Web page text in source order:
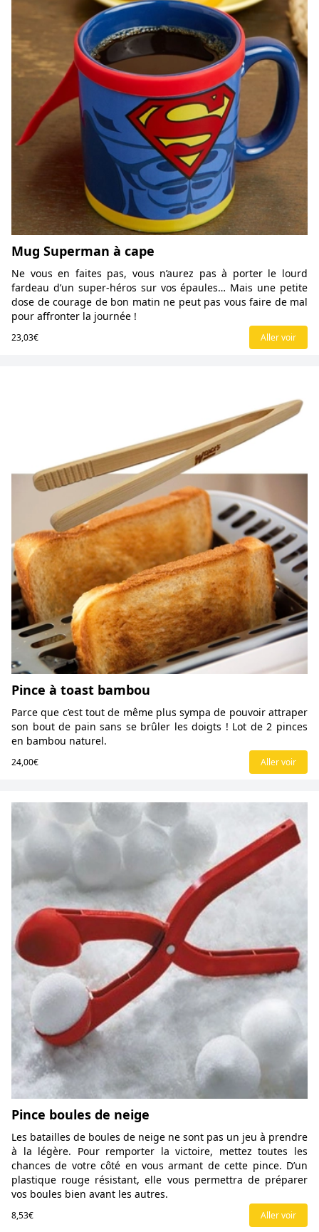
Mug Superman à cape
Ne vous en faites pas, vous n’aurez pas à porter le lourd
fardeau d’un super-héros sur vos épaules… Mais une petite
dose de courage de bon matin ne peut pas vous faire de mal
pour affronter la journée !
23,03€ Aller voir
Pince à toast bambou
Parce que c’est tout de même plus sympa de pouvoir attraper
son bout de pain sans se brûler les doigts ! Lot de 2 pinces
en bambou naturel.
24,00€ Aller voir
Pince boules de neige
Les batailles de boules de neige ne sont pas un jeu à prendre
à la légère. Pour remporter la victoire, mettez toutes les
chances de votre côté en vous armant de cette pince. D’un
plastique rouge résistant, elle vous permettra de préparer
vos boules bien avant les autres.
8,53€ Aller voir